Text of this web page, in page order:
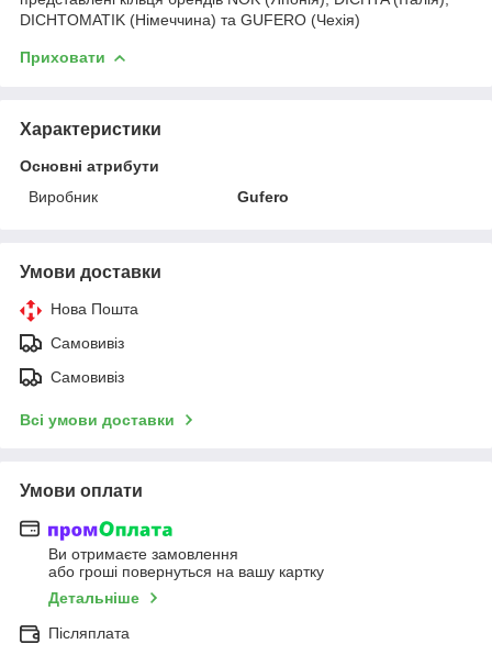
DICHTOMATIK (Німеччина) та GUFERO (Чехія)
Приховати
Характеристики
Основні атрибути
Виробник
Gufero
Умови доставки
Нова Пошта
Самовивіз
Самовивіз
Всі умови доставки
Умови оплати
Ви отримаєте замовлення
або гроші повернуться на вашу картку
Детальніше
Післяплата